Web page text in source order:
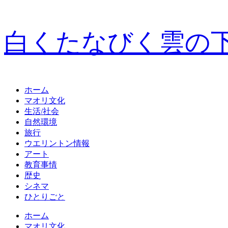
白くたなびく雲の
ホーム
マオリ文化
生活/社会
自然環境
旅行
ウエリントン情報
アート
教育事情
歴史
シネマ
ひとりごと
ホーム
マオリ文化